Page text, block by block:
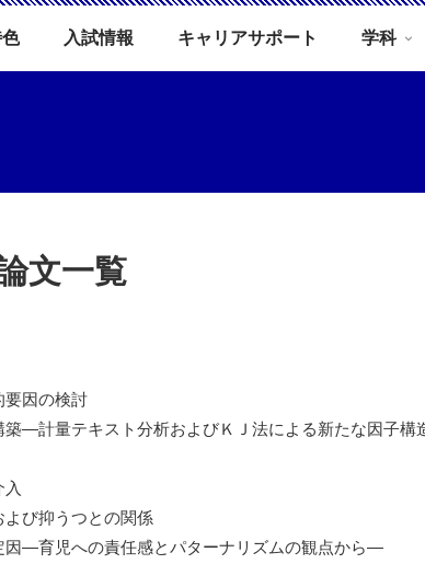
入試情報 キャリアサポート 学科
文一覧
要因の検討
―計量テキスト分析およびＫＪ法による新たな因子構
び抑うつとの関係
因―育児への責任感とパターナリズムの観点から―